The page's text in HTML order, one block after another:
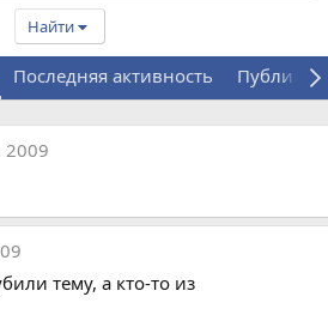
Найти
Последняя активность
тему, а кто-то из